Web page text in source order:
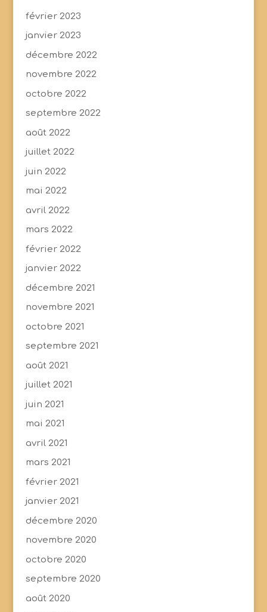
février 2023
janvier 2023
décembre 2022
novembre 2022
octobre 2022
septembre 2022
août 2022
juillet 2022
juin 2022
mai 2022
avril 2022
mars 2022
février 2022
janvier 2022
décembre 2021
novembre 2021
octobre 2021
septembre 2021
août 2021
juillet 2021
juin 2021
mai 2021
avril 2021
mars 2021
février 2021
janvier 2021
décembre 2020
novembre 2020
octobre 2020
septembre 2020
août 2020